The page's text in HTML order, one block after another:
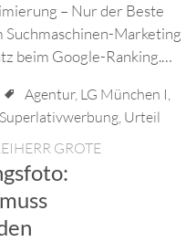
– Nur der Beste
Suchmaschinen-Marketing
beim Google-Ranking.…
Agentur, LG München I,
Superlativwerbung, Urteil
GROTE